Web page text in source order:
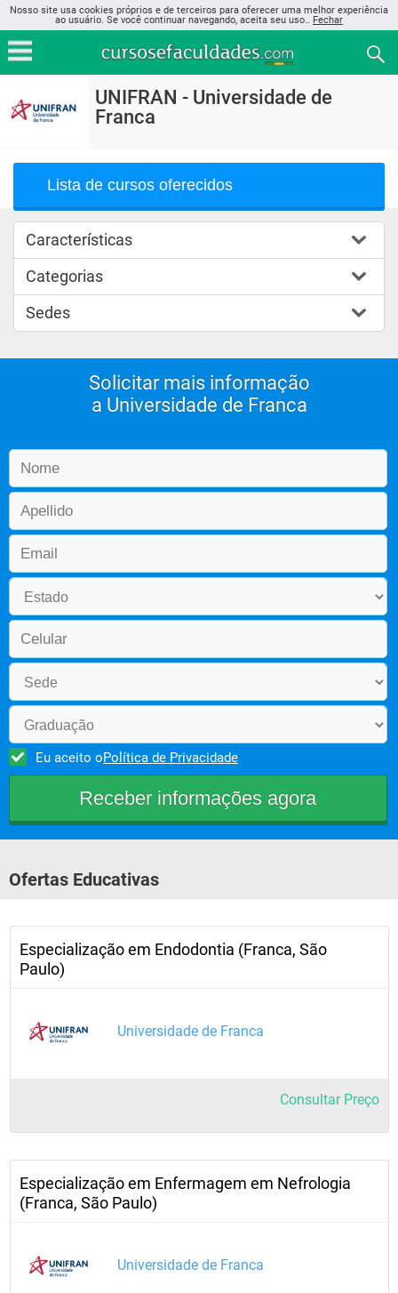
Nosso site usa cookies próprios e de terceiros para oferecer uma melhor experiência
ao usuário. Se você continuar navegando, aceita seu uso.. Fechar
UNIFRAN - Universidade de
Franca
Lista de cursos oferecidos
Características
Categorias
Sedes
Solicitar mais informação
a Universidade de Franca
Eu aceito oPolítica de Privacidade
Ofertas Educativas
Especialização em Endodontia (Franca, São
Paulo)
Universidade de Franca
Consultar Preço
Especialização em Enfermagem em Nefrologia
(Franca, São Paulo)
Universidade de Franca